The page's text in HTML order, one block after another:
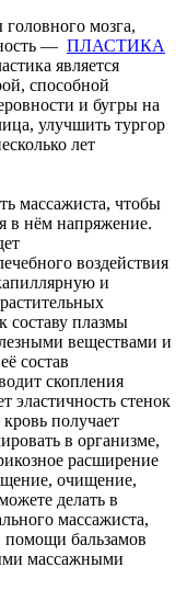
мозга,
— ПЛАСТИКА
является
способной
и бугры на
улучшить тургор
лет
массажиста, чтобы
в нём напряжение.
воздействия
и
составу плазмы
веществами и
состав
скопления
эластичность стенок
получает
в организме,
расширение
очищение,
делать в
массажиста,
помощи бальзамов
массажными